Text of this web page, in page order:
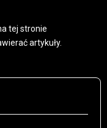
tej stronie
artykuły.